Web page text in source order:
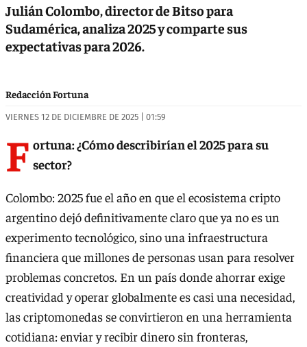
Julián Colombo, director de Bitso para
Sudamérica, analiza 2025 y comparte sus
expectativas para 2026.
Redacción Fortuna
VIERNES 12 DE DICIEMBRE DE 2025 | 01:59
F ortuna: ¿Cómo describirían el 2025 para su
sector?
Colombo: 2025 fue el año en que el ecosistema cripto
argentino dejó definitivamente claro que ya no es un
experimento tecnológico, sino una infraestructura
financiera que millones de personas usan para resolver
problemas concretos. En un país donde ahorrar exige
creatividad y operar globalmente es casi una necesidad,
las criptomonedas se convirtieron en una herramienta
cotidiana: enviar y recibir dinero sin fronteras,